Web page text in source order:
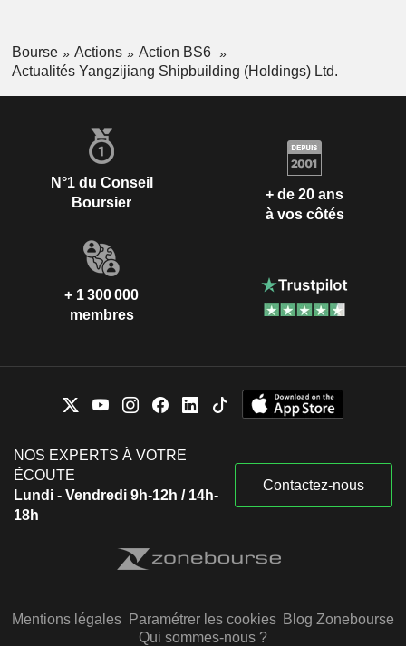
Bourse Actions
Action BS6
Actualités Yangzijiang Shipbuilding (Holdings) Ltd.
N°1 du Conseil
Boursier
+ de 20 ans
à vos côtés
+ 1 300 000
membres
NOS EXPERTS À VOTRE
ÉCOUTE
Lundi - Vendredi 9h-12h / 14h-
18h
Contactez-nous
Mentions légales Paramétrer les cookies Blog Zonebourse
Qui sommes-nous ?